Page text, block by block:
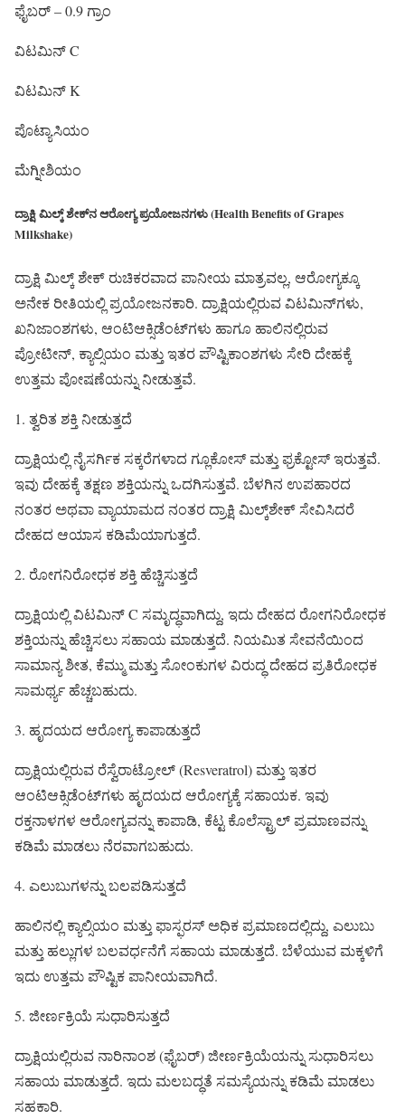
ಫೈಬರ್ – 0.9 ಗ್ರಾಂ
ವಿಟಮಿನ್ C
ವಿಟಮಿನ್ K
ಪೊಟ್ಯಾಸಿಯಂ
ಮೆಗ್ನೀಶಿಯಂ
ದ್ರಾಕ್ಷಿ ಮಿಲ್ಕ್‌ ಶೇಕ್‌ನ ಆರೋಗ್ಯ ಪ್ರಯೋಜನಗಳು (Health Benefits of Grapes
Milkshake)
ದ್ರಾಕ್ಷಿ ಮಿಲ್ಕ್‌ ಶೇಕ್ ರುಚಿಕರವಾದ ಪಾನೀಯ ಮಾತ್ರವಲ್ಲ, ಆರೋಗ್ಯಕ್ಕೂ
ಅನೇಕ ರೀತಿಯಲ್ಲಿ ಪ್ರಯೋಜನಕಾರಿ. ದ್ರಾಕ್ಷಿಯಲ್ಲಿರುವ ವಿಟಮಿನ್‌ಗಳು,
ಖನಿಜಾಂಶಗಳು, ಆಂಟಿಆಕ್ಸಿಡೆಂಟ್‌ಗಳು ಹಾಗೂ ಹಾಲಿನಲ್ಲಿರುವ
ಪ್ರೋಟೀನ್, ಕ್ಯಾಲ್ಸಿಯಂ ಮತ್ತು ಇತರ ಪೌಷ್ಟಿಕಾಂಶಗಳು ಸೇರಿ ದೇಹಕ್ಕೆ
ಉತ್ತಮ ಪೋಷಣೆಯನ್ನು ನೀಡುತ್ತವೆ.
1. ತ್ವರಿತ ಶಕ್ತಿ ನೀಡುತ್ತದೆ
ದ್ರಾಕ್ಷಿಯಲ್ಲಿ ನೈಸರ್ಗಿಕ ಸಕ್ಕರೆಗಳಾದ ಗ್ಲೂಕೋಸ್ ಮತ್ತು ಫ್ರಕ್ಟೋಸ್ ಇರುತ್ತವೆ.
ಇವು ದೇಹಕ್ಕೆ ತಕ್ಷಣ ಶಕ್ತಿಯನ್ನು ಒದಗಿಸುತ್ತವೆ. ಬೆಳಗಿನ ಉಪಹಾರದ
ನಂತರ ಅಥವಾ ವ್ಯಾಯಾಮದ ನಂತರ ದ್ರಾಕ್ಷಿ ಮಿಲ್ಕ್‌ಶೇಕ್ ಸೇವಿಸಿದರೆ
ದೇಹದ ಆಯಾಸ ಕಡಿಮೆಯಾಗುತ್ತದೆ.
2. ರೋಗನಿರೋಧಕ ಶಕ್ತಿ ಹೆಚ್ಚಿಸುತ್ತದೆ
ದ್ರಾಕ್ಷಿಯಲ್ಲಿ ವಿಟಮಿನ್ C ಸಮೃದ್ಧವಾಗಿದ್ದು, ಇದು ದೇಹದ ರೋಗನಿರೋಧಕ
ಶಕ್ತಿಯನ್ನು ಹೆಚ್ಚಿಸಲು ಸಹಾಯ ಮಾಡುತ್ತದೆ. ನಿಯಮಿತ ಸೇವನೆಯಿಂದ
ಸಾಮಾನ್ಯ ಶೀತ, ಕೆಮ್ಮು ಮತ್ತು ಸೋಂಕುಗಳ ವಿರುದ್ಧ ದೇಹದ ಪ್ರತಿರೋಧಕ
ಸಾಮರ್ಥ್ಯ ಹೆಚ್ಚಬಹುದು.
3. ಹೃದಯದ ಆರೋಗ್ಯ ಕಾಪಾಡುತ್ತದೆ
ದ್ರಾಕ್ಷಿಯಲ್ಲಿರುವ ರೆಸ್ವೆರಾಟ್ರೋಲ್ (Resveratrol) ಮತ್ತು ಇತರ
ಆಂಟಿಆಕ್ಸಿಡೆಂಟ್‌ಗಳು ಹೃದಯದ ಆರೋಗ್ಯಕ್ಕೆ ಸಹಾಯಕ. ಇವು
ರಕ್ತನಾಳಗಳ ಆರೋಗ್ಯವನ್ನು ಕಾಪಾಡಿ, ಕೆಟ್ಟ ಕೊಲೆಸ್ಟ್ರಾಲ್ ಪ್ರಮಾಣವನ್ನು
ಕಡಿಮೆ ಮಾಡಲು ನೆರವಾಗಬಹುದು.
4. ಎಲುಬುಗಳನ್ನು ಬಲಪಡಿಸುತ್ತದೆ
ಹಾಲಿನಲ್ಲಿ ಕ್ಯಾಲ್ಸಿಯಂ ಮತ್ತು ಫಾಸ್ಫರಸ್ ಅಧಿಕ ಪ್ರಮಾಣದಲ್ಲಿದ್ದು, ಎಲುಬು
ಮತ್ತು ಹಲ್ಲುಗಳ ಬಲವರ್ಧನೆಗೆ ಸಹಾಯ ಮಾಡುತ್ತದೆ. ಬೆಳೆಯುವ ಮಕ್ಕಳಿಗೆ
ಇದು ಉತ್ತಮ ಪೌಷ್ಟಿಕ ಪಾನೀಯವಾಗಿದೆ.
5. ಜೀರ್ಣಕ್ರಿಯೆ ಸುಧಾರಿಸುತ್ತದೆ
ದ್ರಾಕ್ಷಿಯಲ್ಲಿರುವ ನಾರಿನಾಂಶ (ಫೈಬರ್) ಜೀರ್ಣಕ್ರಿಯೆಯನ್ನು ಸುಧಾರಿಸಲು
ಸಹಾಯ ಮಾಡುತ್ತದೆ. ಇದು ಮಲಬದ್ಧತೆ ಸಮಸ್ಯೆಯನ್ನು ಕಡಿಮೆ ಮಾಡಲು
ಸಹಕಾರಿ.